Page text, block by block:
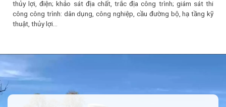
thủy lợi, điện; khảo sát địa chất, trắc địa công trình; giám sát thi
công công trình: dân dụng, công nghiệp, cầu đường bộ, hạ tầng kỹ
thuật, thủy lợi…